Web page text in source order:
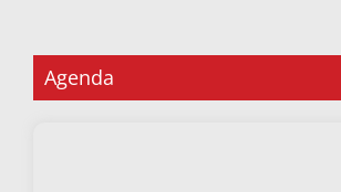
Agenda